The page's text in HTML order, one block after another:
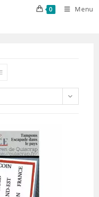
0 Menu